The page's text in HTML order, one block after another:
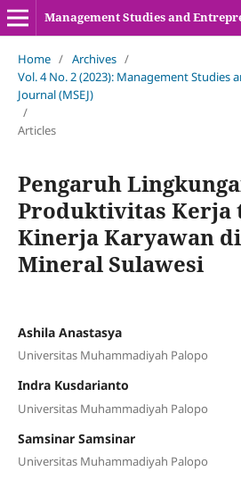
Management Studies and
Home / Archives /
Vol. 4 No. 2 (2023): Management Studies
Journal (MSEJ)
/
Articles
Pengaruh
Produktivitas Kerja
Kinerja Karyawan
Mineral Sulawesi
Ashila Anastasya
Universitas Muhammadiyah Palopo
Indra Kusdarianto
Universitas Muhammadiyah Palopo
Samsinar Samsinar
Universitas Muhammadiyah Palopo